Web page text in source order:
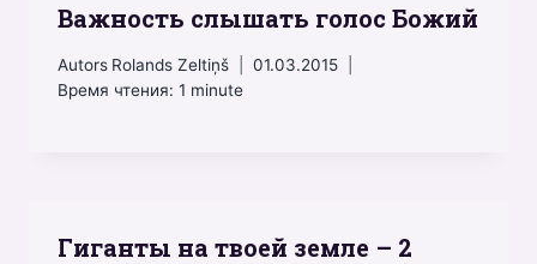
Важность слышать голос Божий
Autors Rolands Zeltiņš
01.03.2015
Время чтения: 1 minute
Гиганты на твоей земле – 2